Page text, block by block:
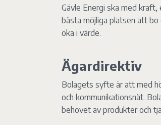
Gävle Energi ska med
bästa möjliga platsen att
öka i värde.
Ägardirektiv
Bolagets syfte är att med
och kommunikationsnät.
behovet av produkter och